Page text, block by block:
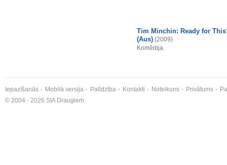
Tim Minchin: Ready for
(Aus) (2009)
Komēdija
Iepazīšanās Mobilā versija Palīdzība Kontakti Noteikumi Privātums
© 2004 - 2026 SIA Draugiem